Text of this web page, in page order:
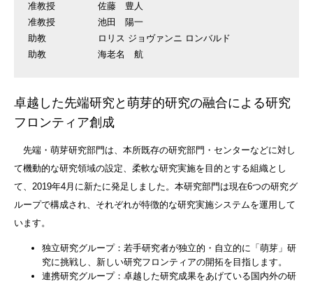
准教授
佐藤 豊人
准教授
池田 陽一
助教
ロリス ジョヴァンニ ロンバルド
助教
海老名 航
卓越した先端研究と萌芽的研究の融合による研究
フロンティア創成
先端・萌芽研究部門は、本所既存の研究部門・センターなどに対し
て機動的な研究領域の設定、柔軟な研究実施を目的とする組織とし
て、2019年4月に新たに発足しました。本研究部門は現在6つの研究グ
ループで構成され、それぞれが特徴的な研究実施システムを運用して
います。
独立研究グループ：若手研究者が独立的・自立的に「萌芽」研
究に挑戦し、新しい研究フロンティアの開拓を目指します。
連携研究グループ：卓越した研究成果をあげている国内外の研